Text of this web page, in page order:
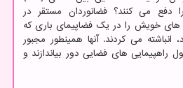
دفع می کنند؟ فضانوردان مستقر در
های خویش را در یک فضاپیمای باری که
می کردند. آنها همینطور مجبور
راهپیمایی های فضایی دور بیاندازند و